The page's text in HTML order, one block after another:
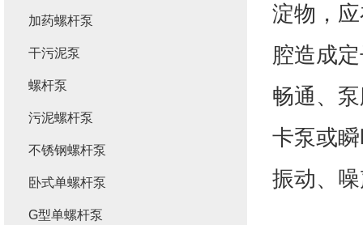
淀物，
腔造成
畅通、
卡泵或
振动、
加药螺杆泵
干污泥泵
螺杆泵
污泥螺杆泵
不锈钢螺杆泵
卧式单螺杆泵
G型单螺杆泵